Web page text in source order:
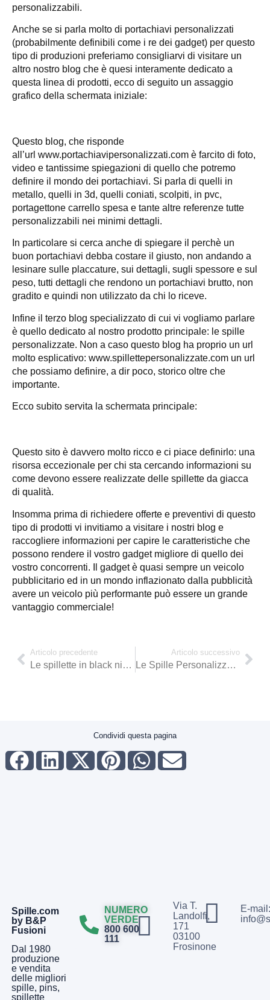
personalizzabili.
Anche se si parla molto di portachiavi personalizzati
(probabilmente definibili come i re dei gadget) per questo
tipo di produzioni preferiamo consigliarvi di visitare un
altro nostro blog che è quesi interamente dedicato a
questa linea di prodotti, ecco di seguito un assaggio
grafico della schermata iniziale:
Questo blog, che risponde
all’url www.portachiavipersonalizzati.com è farcito di foto,
video e tantissime spiegazioni di quello che potremo
definire il mondo dei portachiavi. Si parla di quelli in
metallo, quelli in 3d, quelli coniati, scolpiti, in pvc,
portagettone carrello spesa e tante altre referenze tutte
personalizzabili nei minimi dettagli.
In particolare si cerca anche di spiegare il perchè un
buon portachiavi debba costare il giusto, non andando a
lesinare sulle placcature, sui dettagli, sugli spessore e sul
peso, tutti dettagli che rendono un portachiavi brutto, non
gradito e quindi non utilizzato da chi lo riceve.
Infine il terzo blog specializzato di cui vi vogliamo parlare
è quello dedicato al nostro prodotto principale: le spille
personalizzate. Non a caso questo blog ha proprio un url
molto esplicativo: www.spillettepersonalizzate.com un url
che possiamo definire, a dir poco, storico oltre che
importante.
Ecco subito servita la schermata principale:
Questo sito è davvero molto ricco e ci piace definirlo: una
risorsa eccezionale per chi sta cercando informazioni su
come devono essere realizzate delle spillette da giacca
di qualità.
Insomma prima di richiedere offerte e preventivi di questo
tipo di prodotti vi invitiamo a visitare i nostri blog e
raccogliere informazioni per capire le caratteristiche che
possono rendere il vostro gadget migliore di quello dei
vostro concorrenti. Il gadget è quasi sempre un veicolo
pubblicitario ed in un mondo inflazionato dalla pubblicità
avere un veicolo più performante può essere un grande
vantaggio commerciale!
Articolo precedente
Le spillette in black nichel
Articolo successivo
Le Spille Personalizzate di nuova generazione
Condividi questa pagina
Spille.com
by B&P
Fusioni
Dal 1980
produzione
e vendita
delle migliori
spille, pins,
spillette
NUMERO
VERDE
800 600
111
Via T.
Landolfi,
171
03100
Frosinone
E-mail: